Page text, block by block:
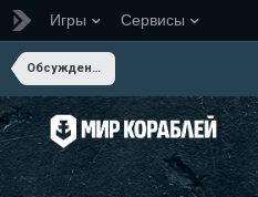
Игры Сервисы
Обсуждение Мира Кораблей